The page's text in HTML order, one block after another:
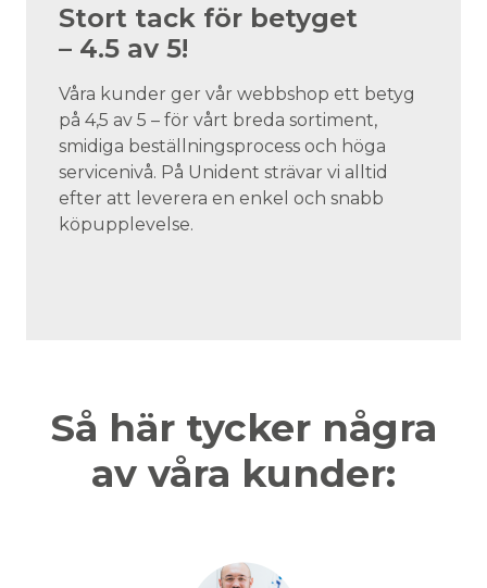
Stort tack för betyget
– 4.5 av 5!
Våra kunder ger vår webbshop ett betyg
på 4,5 av 5 – för vårt breda sortiment,
smidiga beställningsprocess och höga
servicenivå. På Unident strävar vi alltid
efter att leverera en enkel och snabb
köpupplevelse.
Så här tycker några
av våra kunder: